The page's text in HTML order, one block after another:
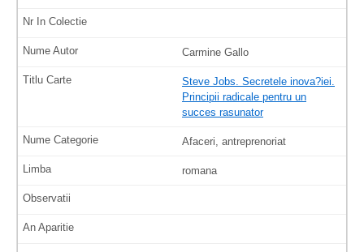
Carmine Gallo
Steve Jobs. Secretele inova?iei.
Principii radicale pentru un
succes rasunator
Afaceri, antreprenoriat
romana